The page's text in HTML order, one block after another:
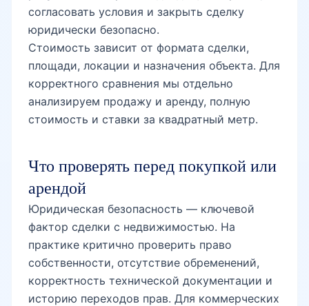
Ц-1
Ц-2
согласовать условия и закрыть сделку
юридически безопасно.
Стоимость зависит от формата сделки,
площади, локации и назначения объекта. Для
корректного сравнения мы отдельно
анализируем продажу и аренду, полную
стоимость и ставки за квадратный метр.
Что проверять перед покупкой или
арендой
Юридическая безопасность — ключевой
фактор сделки с недвижимостью. На
практике критично проверить право
собственности, отсутствие обременений,
корректность технической документации и
историю переходов прав. Для коммерческих